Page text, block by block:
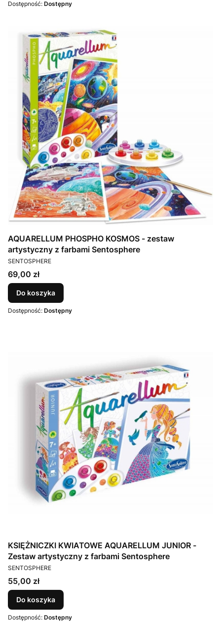
Dostępność: Dostępny
AQUARELLUM PHOSPHO KOSMOS - zestaw
artystyczny z farbami Sentosphere
PRODUCENT
SENTOSPHERE
Cena
69,00 zł
Do koszyka
Dostępność: Dostępny
KSIĘŻNICZKI KWIATOWE AQUARELLUM JUNIOR -
Zestaw artystyczny z farbami Sentosphere
PRODUCENT
SENTOSPHERE
Cena
55,00 zł
Do koszyka
Dostępność: Dostępny